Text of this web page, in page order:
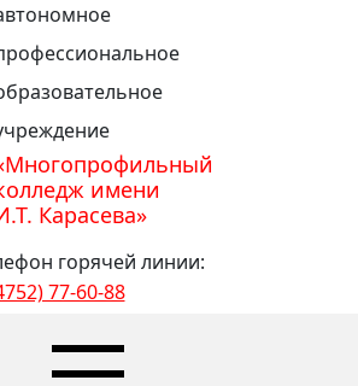
имени
Карасева»
горячей линии:
77-60-88